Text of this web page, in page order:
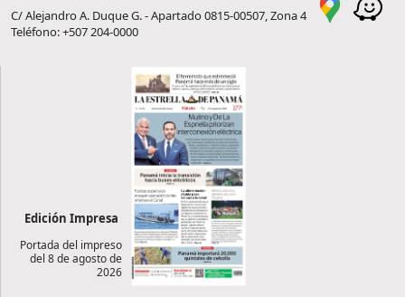
C/ Alejandro A. Duque G. - Apartado 0815-00507, Zona 4
Teléfono: +507 204-0000
Edición Impresa
Portada del impreso
del 8 de agosto de
2026